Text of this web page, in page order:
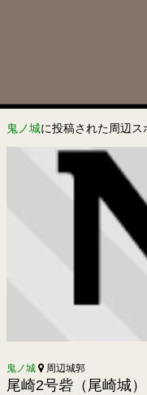
鬼ノ城に投稿された周辺ス
鬼ノ城 周辺城郭
尾崎2号砦（尾崎城）